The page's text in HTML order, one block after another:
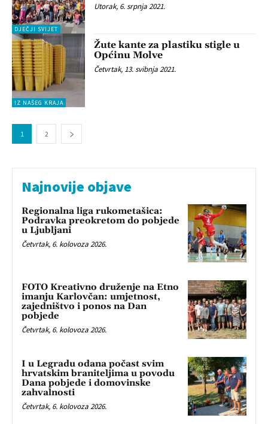
DJEČJI SVIJET
Utorak, 6. srpnja 2021.
IZ NAŠEG KRAJA
Žute kante za plastiku stigle u
Općinu Molve
Četvrtak, 13. svibnja 2021.
1 2
Najnovije objave
Regionalna liga rukometašica:
Podravka preokretom do pobjede
u Ljubljani
Četvrtak, 6. kolovoza 2026.
FOTO Kreativno druženje na Etno
imanju Karlovčan: umjetnost,
zajedništvo i ponos na Dan
pobjede
Četvrtak, 6. kolovoza 2026.
I u Legradu odana počast svim
hrvatskim braniteljima u povodu
Dana pobjede i domovinske
zahvalnosti
Četvrtak, 6. kolovoza 2026.